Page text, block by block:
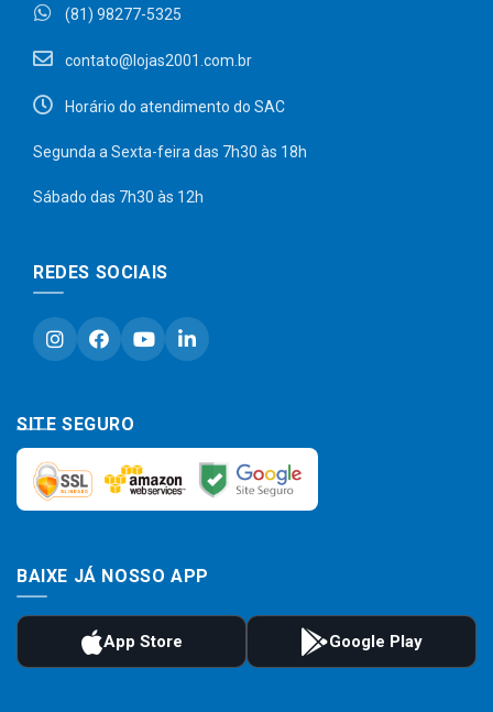
(81) 98277-5325
contato@lojas2001.com.br
Horário do atendimento do SAC
Segunda a Sexta-feira das 7h30 às 18h
Sábado das 7h30 às 12h
REDES SOCIAIS
SITE SEGURO
BAIXE JÁ NOSSO APP